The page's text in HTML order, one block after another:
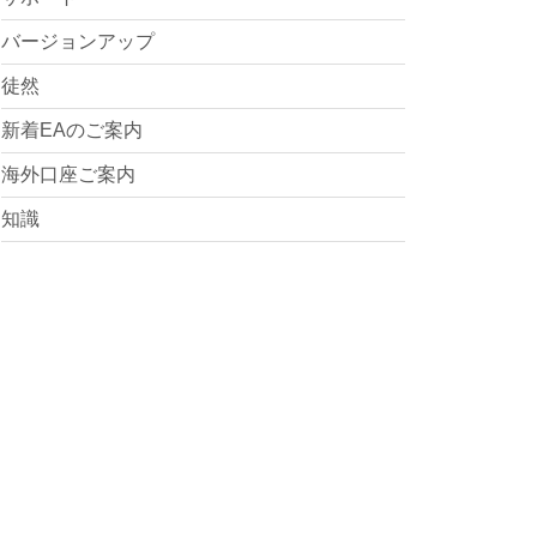
バージョンアップ
徒然
新着EAのご案内
海外口座ご案内
知識